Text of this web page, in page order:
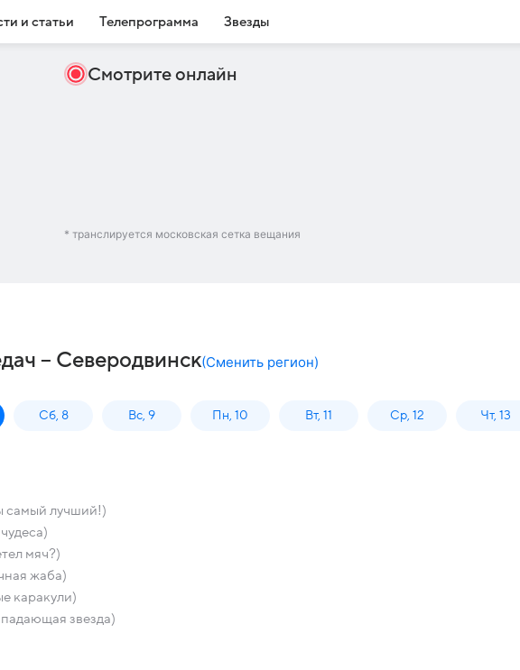
и статьи Телепрограмма Звезды
Смотрите онлайн
* транслируется московская сетка вещания
– Северодвинск(Сменить регион)
Сб, 8 Вс, 9 Пн, 10 Вт, 11 Ср, 12 Чт, 13
самый лучший!)
мяч?)
жаба)
каракули)
звезда)